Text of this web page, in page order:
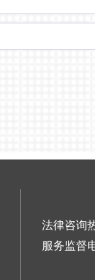
法律咨询
服务监督